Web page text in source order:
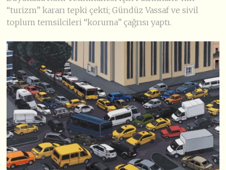
“turizm” kararı tepki çekti; Gündüz Vassaf ve sivil
toplum temsilcileri “koruma” çağrısı yaptı.